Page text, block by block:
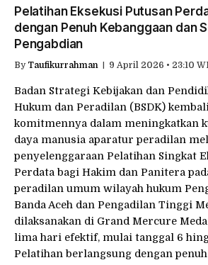
Pelatihan Eksekusi Putusan
dengan Penuh Kebanggaan dan
Pengabdian
By Taufikurrahman 9 April 2026 • 23:10
Badan Strategi Kebijakan dan
Hukum dan Peradilan (BSDK)
komitmennya dalam meningkatkan
daya manusia aparatur peradilan
penyelenggaraan Pelatihan Singkat
Perdata bagi Hakim dan Panitera
peradilan umum wilayah hukum
Banda Aceh dan Pengadilan Tinggi
dilaksanakan di Grand Mercure
lima hari efektif, mulai tanggal 6
Pelatihan berlangsung dengan